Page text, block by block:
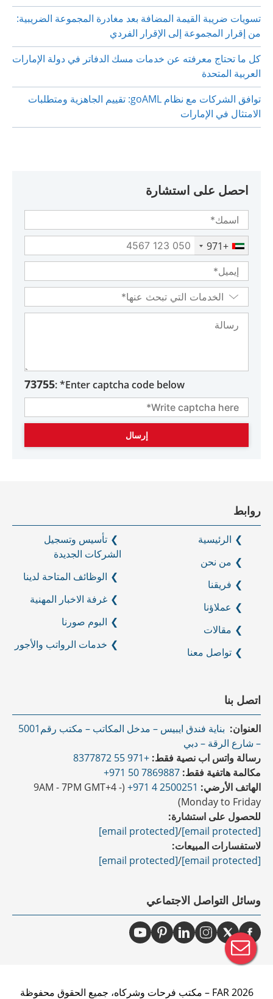
تسويات ضريبة القيمة المضافة بعد مغادرة المجموعة الضريبية:
من إقرار المجموعة إلى الإقرار الفردي
كل ما تحتاج معرفته عن خدمات مسك الدفاتر في دولة الإمارات
العربية المتحدة
توافق الشركات مع نظام goAML: تقييم الجاهزية ومتطلبات
الامتثال في الإمارات
احصل على استشارة
+971
Enter captcha code below* :
73755
روابط
الرئيسية
من نحن
فريقنا
عملاؤنا
مقالات
تواصل معنا
تأسيس وتسجيل
الشركات الجديدة
الوظائف المتاحة لدينا
غرفة الاخبار المهنية
البوم صورنا
خدمات الرواتب والأجور
اتصل بنا
العنوان:
بناية فندق ايبيس – مدخل المكاتب – مكتب رقم5001
– شارع الرقة – دبي
رسالة واتس اب نصية فقط: +971 55 8377872
مكالمة هاتفية فقط: 7869887 50 971+
الهاتف الأرضي: 2500251 4 971+
(9AM - 7PM GMT+4 -
Monday to Friday)
للحصول على استشارة:
[email protected]
/
[email protected]
لاستفسارات المبيعات:
[email protected]
/
[email protected]
وسائل التواصل الاجتماعي
2026 FAR – مكتب فرحات وشركاه، جميع الحقوق محفوظة